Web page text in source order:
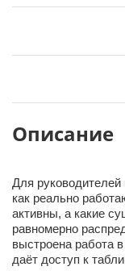
Описание
Для
как реально
активны, а какие
равномерно
выстроена работа
даёт доступ к